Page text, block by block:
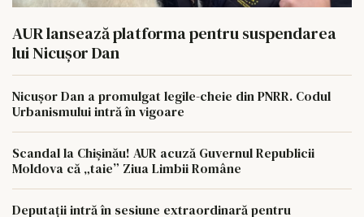
AUR lansează platforma pentru suspendarea
lui Nicușor Dan
Nicușor Dan a promulgat legile-cheie din PNRR. Codul
Urbanismului intră în vigoare
Scandal la Chișinău! AUR acuză Guvernul Republicii
Moldova că „taie” Ziua Limbii Române
Deputații intră în sesiune extraordinară pentru